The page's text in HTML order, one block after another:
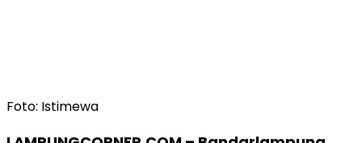
Foto: Istimewa